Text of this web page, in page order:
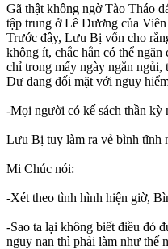
Gã thật không ngờ Tào Tháo
tập trung ở Lê Dương của
Trước đây, Lưu Bị vốn cho
không ít, chắc hẳn có thể
chỉ trong mấy ngày ngắn
Dư đang đối mặt với nguy
-Mọi người có kế sách thần kỳ
Lưu Bị tuy làm ra vẻ bình tĩnh
Mi Chúc nói:
-Xét theo tình hình hiện giờ,
-Sao ta lại không biết điều đó
nguy nan thì phải làm như thế